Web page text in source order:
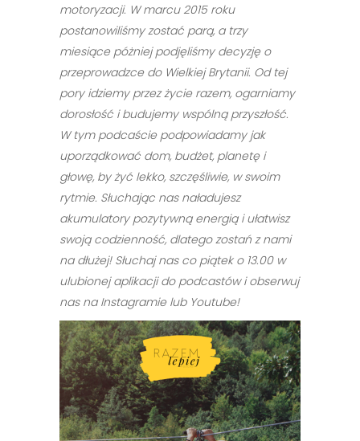
motoryzacji. W marcu 2015 roku
postanowiliśmy zostać parą, a trzy
miesiące póżniej podjęliśmy decyzję o
przeprowadzce do Wielkiej Brytanii. Od tej
pory idziemy przez życie razem, ogarniamy
dorosłość i budujemy wspólną przyszłość.
W tym podcaście podpowiadamy jak
uporządkować dom, budżet, planetę i
głowę, by żyć lekko, szczęśliwie, w swoim
rytmie. Słuchając nas naładujesz
akumulatory pozytywną energią i ułatwisz
swoją codzienność, dlatego zostań z nami
na dłużej! Słuchaj nas co piątek o 13.00 w
ulubionej aplikacji do podcastów i obserwuj
nas na Instagramie lub Youtube!